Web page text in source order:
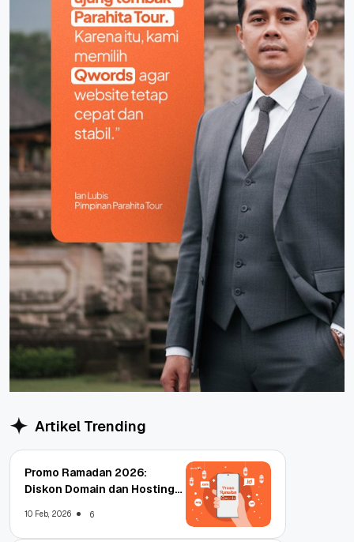
Artikel Trending
Promo Ramadan 2026:
Diskon Domain dan Hosting
10 Feb, 2026 6